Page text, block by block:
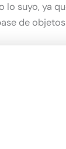
lo suyo, ya
de